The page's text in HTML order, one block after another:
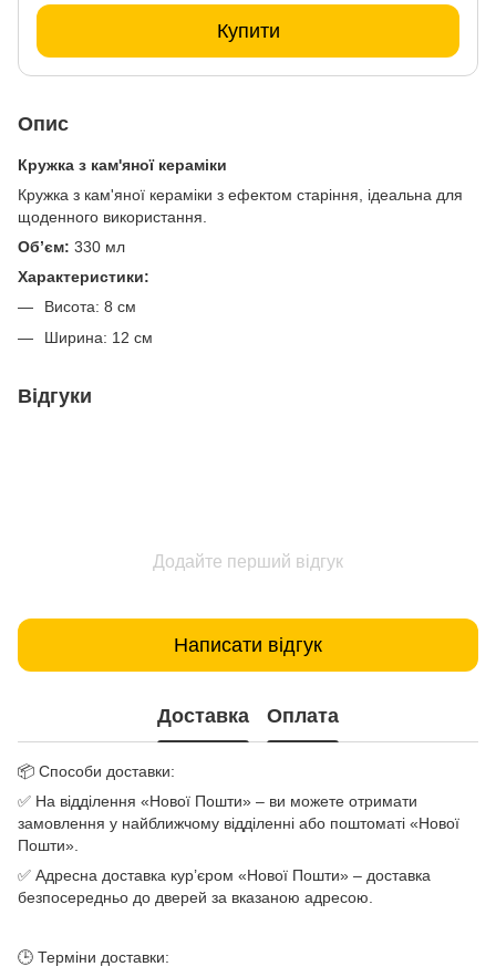
Купити
Опис
Кружка з кам'яної кераміки
Кружка з кам'яної кераміки з ефектом старіння, ідеальна для
щоденного використання.
Об’єм: 330 мл
Характеристики:
Висота: 8 см
Ширина: 12 см
Відгуки
Додайте перший відгук
Написати відгук
Доставка Оплата
📦 Способи доставки:
✅ На відділення «Нової Пошти» – ви можете отримати
замовлення у найближчому відділенні або поштоматі «Нової
Пошти».
✅ Адресна доставка кур’єром «Нової Пошти» – доставка
безпосередньо до дверей за вказаною адресою.
🕒 Терміни доставки: